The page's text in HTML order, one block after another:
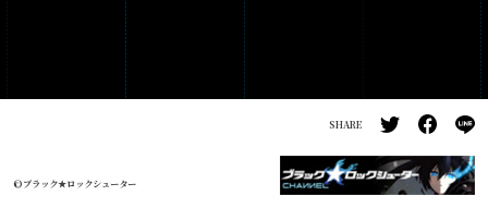
SHARE
©ブラック★ロックシューター